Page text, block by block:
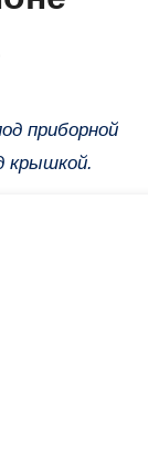
приборной
крышкой.